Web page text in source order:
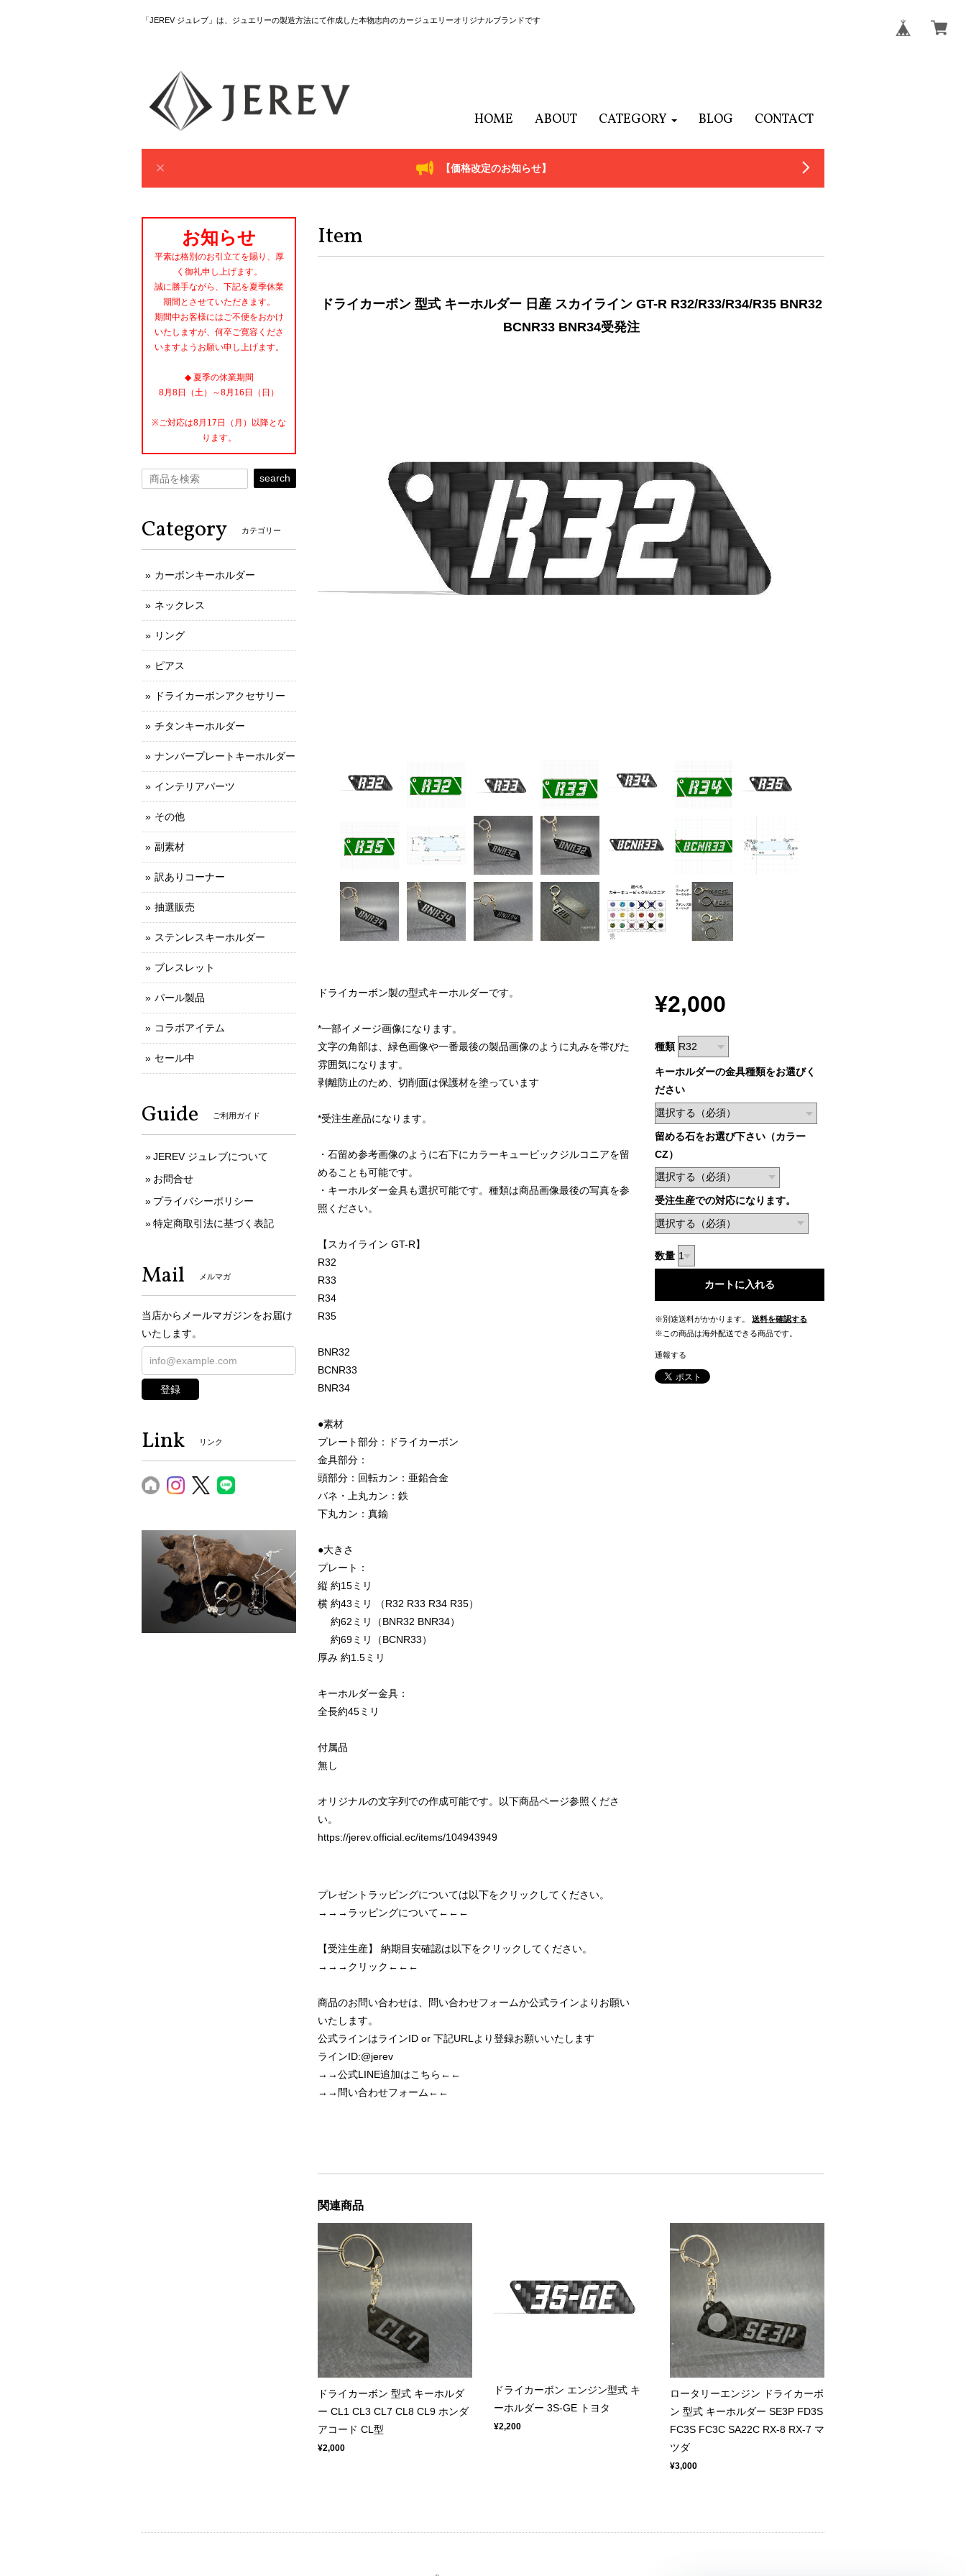
「JEREV ジュレブ」は、ジュエリーの製造方法にて作成した本物志向のカージュエリーオリジナルブランドです
HOME ABOUT CATEGORY BLOG CONTACT
【価格改定のお知らせ】
Item
ドライカーボン 型式 キーホルダー 日産 スカイライン GT-R R32/R33/R34/R35 BNR32
BCNR33 BNR34受発注
ドライカーボン製の型式キーホルダーです。
*一部イメージ画像になります。
文字の角部は、緑色画像や一番最後の製品画像のように丸みを帯びた
雰囲気になります。
剥離防止のため、切削面は保護材を塗っています
*受注生産品になります。
・石留め参考画像のように右下にカラーキュービックジルコニアを留
めることも可能です。
・キーホルダー金具も選択可能です。種類は商品画像最後の写真を参
照ください。
【スカイライン GT-R】
R32
R33
R34
R35
BNR32
BCNR33
BNR34
●素材
プレート部分：ドライカーボン
金具部分：
頭部分：回転カン：亜鉛合金
バネ・上丸カン：鉄
下丸カン：真鍮
●大きさ
プレート：
縦 約15ミリ
横 約43ミリ （R32 R33 R34 R35）
約62ミリ（BNR32 BNR34）
約69ミリ（BCNR33）
厚み 約1.5ミリ
キーホルダー金具：
全長約45ミリ
付属品
無し
オリジナルの文字列での作成可能です。以下商品ページ参照くださ
い。
https://jerev.official.ec/items/104943949
プレゼントラッピングについては以下をクリックしてください。
→→→ラッピングについて←←←
【受注生産】 納期目安確認は以下をクリックしてください。
→→→クリック←←←
商品のお問い合わせは、問い合わせフォームか公式ラインよりお願い
いたします。
公式ラインはラインID or 下記URLより登録お願いいたします
ラインID:@jerev
→→公式LINE追加はこちら←←
→→問い合わせフォーム←←
¥2,000
種類
キーホルダーの金具種類をお選びく
ださい
留める石をお選び下さい（カラー
CZ）
受注生産での対応になります。
数量
カートに入れる
※別途送料がかかります。
送料を確認する
※この商品は海外配送できる商品です。
通報する
関連商品
ドライカーボン 型式 キーホルダ
ー CL1 CL3 CL7 CL8 CL9 ホンダ
アコード CL型
¥2,000
ドライカーボン エンジン型式 キ
ーホルダー 3S-GE トヨタ
¥2,200
ロータリーエンジン ドライカーボ
ン 型式 キーホルダー SE3P FD3S
FC3S FC3C SA22C RX-8 RX-7 マ
ツダ
¥3,000
お知らせ
平素は格別のお引立てを賜り、厚
く御礼申し上げます。
誠に勝手ながら、下記を夏季休業
期間とさせていただきます。
期間中お客様にはご不便をおかけ
いたしますが、何卒ご寛容くださ
いますようお願い申し上げます。
◆ 夏季の休業期間
8月8日（土）～8月16日（日）
※ご対応は8月17日（月）以降とな
ります。
search
Category カテゴリー
カーボンキーホルダー
ネックレス
リング
ピアス
ドライカーボンアクセサリー
チタンキーホルダー
ナンバープレートキーホルダー
インテリアパーツ
その他
副素材
訳ありコーナー
抽選販売
ステンレスキーホルダー
ブレスレット
パール製品
コラボアイテム
セール中
Guide ご利用ガイド
JEREV ジュレブについて
お問合せ
プライバシーポリシー
特定商取引法に基づく表記
Mail メルマガ
当店からメールマガジンをお届け
いたします。
登録
Link リンク